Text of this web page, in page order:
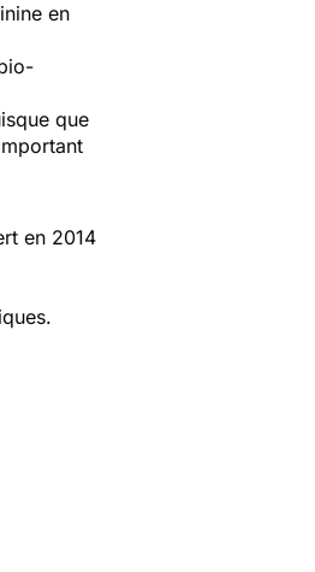
en
que
en 2014